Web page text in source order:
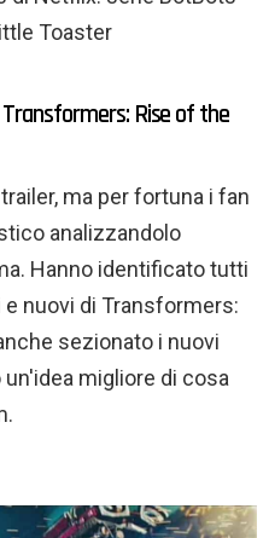
Toaster
Rise of the
ma per fortuna i fan
analizzandolo
Hanno identificato tutti
nuovi di Transformers:
sezionato i nuovi
migliore di cosa